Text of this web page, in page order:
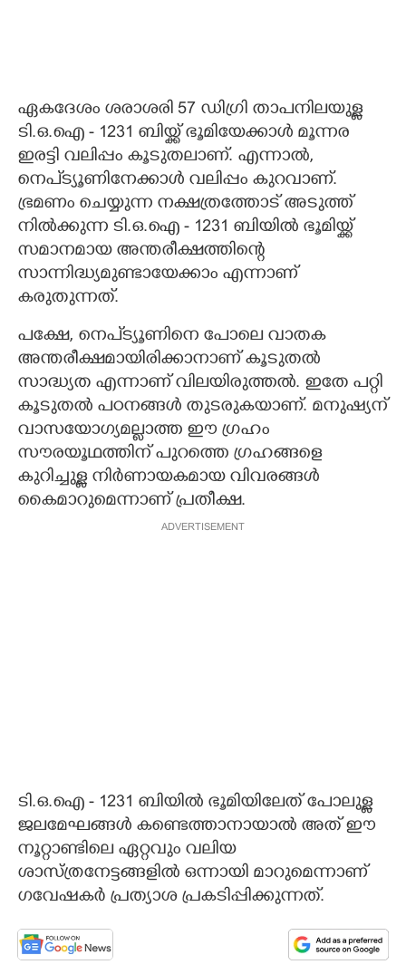
ഏകദേശം ശരാശരി 57 ഡിഗ്രി താപനിലയുള്ള
ടി.ഒ.ഐ - 1231 ബിയ്ക്ക് ഭൂമിയേക്കാൾ മൂന്നര
ഇരട്ടി വലിപ്പം കൂടുതലാണ്. എന്നാൽ,
നെപ്ട്യൂണിനേക്കാൾ വലിപ്പം കുറവാണ്.
ഭ്രമണം ചെയ്യുന്ന നക്ഷത്രത്തോട് അടുത്ത്
നിൽക്കുന്ന ടി.ഒ.ഐ - 1231 ബിയിൽ ഭൂമിയ്ക്ക്
സമാനമായ അന്തരീക്ഷത്തിന്റെ
സാന്നിദ്ധ്യമുണ്ടായേക്കാം എന്നാണ്
കരുതുന്നത്.
പക്ഷേ, നെപ്ട്യൂണിനെ പോലെ വാതക
അന്തരീക്ഷമായിരിക്കാനാണ് കൂടുതൽ
സാദ്ധ്യത എന്നാണ് വിലയിരുത്തൽ. ഇതേ പറ്റി
കൂടുതൽ പഠനങ്ങൾ തുടരുകയാണ്. മനുഷ്യന്
വാസയോഗ്യമല്ലാത്ത ഈ ഗ്രഹം
സൗരയൂഥത്തിന് പുറത്തെ ഗ്രഹങ്ങളെ
കുറിച്ചുള്ള നിർണായകമായ വിവരങ്ങൾ
കൈമാറുമെന്നാണ് പ്രതീക്ഷ.
ADVERTISEMENT
ടി.ഒ.ഐ - 1231 ബിയിൽ ഭൂമിയിലേത് പോലുള്ള
ജലമേഘങ്ങൾ കണ്ടെത്താനായാൽ അത് ഈ
നൂറ്റാണ്ടിലെ ഏറ്റവും വലിയ
ശാസ്ത്രനേട്ടങ്ങളിൽ ഒന്നായി മാറുമെന്നാണ്
ഗവേഷകർ പ്രത്യാശ പ്രകടിപ്പിക്കുന്നത്.